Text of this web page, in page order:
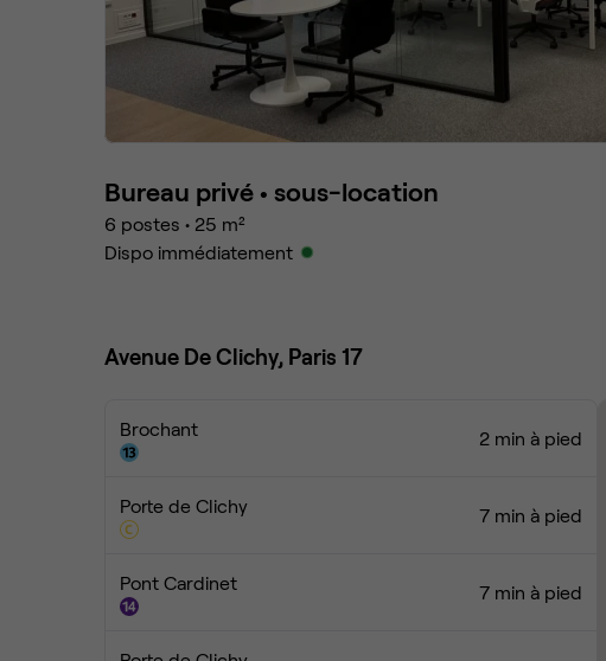
Bureau privé • sous-location
6 postes • 25 m²
Dispo immédiatement
Avenue De Clichy, Paris 17
Brochant 2 min à pied
Porte de Clichy 7 min à pied
Pont Cardinet 7 min à pied